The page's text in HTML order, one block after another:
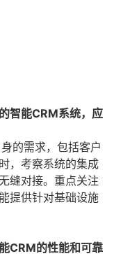
智能CRM系统，应
的需求，包括客户
，考察系统的集成
缝对接。重点关注
提供针对基础设施
CRM的性能和可靠